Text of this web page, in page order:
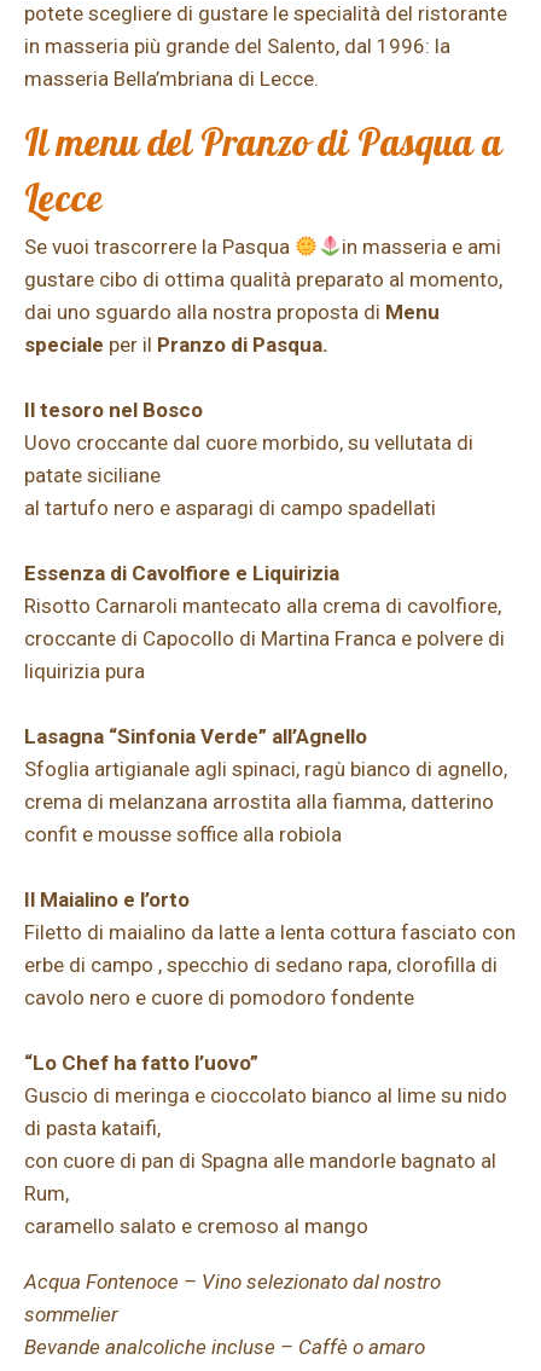
potete scegliere di gustare le specialità del ristorante
in masseria più grande del Salento, dal 1996: la
masseria Bella’mbriana di Lecce.
Il menu del Pranzo di Pasqua a
Lecce
Se vuoi trascorrere la Pasqua
in masseria e ami
gustare cibo di ottima qualità preparato al momento,
dai uno sguardo alla nostra proposta di Menu
speciale per il Pranzo di Pasqua.
Il tesoro nel Bosco
Uovo croccante dal cuore morbido, su vellutata di
patate siciliane
al tartufo nero e asparagi di campo spadellati
Essenza di Cavolfiore e Liquirizia
Risotto Carnaroli mantecato alla crema di cavolfiore,
croccante di Capocollo di Martina Franca e polvere di
liquirizia pura
Lasagna “Sinfonia Verde” all’Agnello
Sfoglia artigianale agli spinaci, ragù bianco di agnello,
crema di melanzana arrostita alla fiamma, datterino
confit e mousse soffice alla robiola
Il Maialino e l’orto
Filetto di maialino da latte a lenta cottura fasciato con
erbe di campo , specchio di sedano rapa, clorofilla di
cavolo nero e cuore di pomodoro fondente
“Lo Chef ha fatto l’uovo”
Guscio di meringa e cioccolato bianco al lime su nido
di pasta kataifi,
con cuore di pan di Spagna alle mandorle bagnato al
Rum,
caramello salato e cremoso al mango
Acqua Fontenoce – Vino selezionato dal nostro
sommelier
Bevande analcoliche incluse – Caffè o amaro